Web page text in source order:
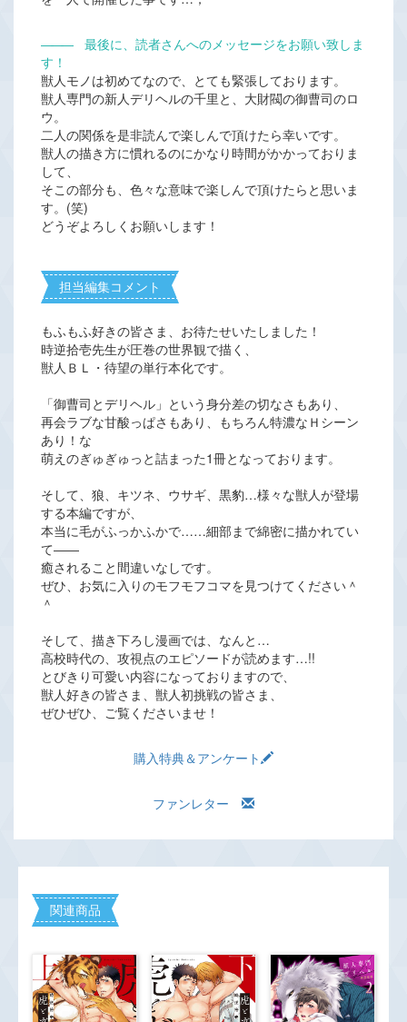
―――最後に、読者さんへのメッセージをお願い致しま
す！
獣人モノは初めてなので、とても緊張しております。
獣人専門の新人デリヘルの千里と、大財閥の御曹司のロ
ウ。
二人の関係を是非読んで楽しんで頂けたら幸いです。
獣人の描き方に慣れるのにかなり時間がかかっておりま
して、
そこの部分も、色々な意味で楽しんで頂けたらと思いま
す。(笑)
どうぞよろしくお願いします！
担当編集コメント
もふもふ好きの皆さま、お待たせいたしました！
時逆拾壱先生が圧巻の世界観で描く、
獣人ＢＬ・待望の単行本化です。
「御曹司とデリヘル」という身分差の切なさもあり、
再会ラブな甘酸っぱさもあり、もちろん特濃なＨシーン
あり！な
萌えのぎゅぎゅっと詰まった1冊となっております。
そして、狼、キツネ、ウサギ、黒豹…様々な獣人が登場
する本編ですが、
本当に毛がふっかふかで……細部まで綿密に描かれてい
て――
癒されること間違いなしです。
ぜひ、お気に入りのモフモフコマを見つけてください＾
＾
そして、描き下ろし漫画では、なんと…
高校時代の、攻視点のエピソードが読めます…!!
とびきり可愛い内容になっておりますので、
獣人好きの皆さま、獣人初挑戦の皆さま、
ぜひぜひ、ご覧くださいませ！
購入特典＆アンケート
ファンレター
関連商品